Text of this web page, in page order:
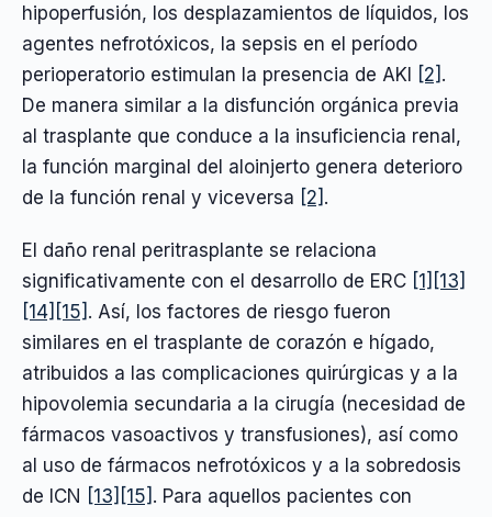
hipoperfusión, los desplazamientos de líquidos, los
agentes nefrotóxicos, la sepsis en el período
perioperatorio estimulan la presencia de AKI [2] .
De manera similar a la disfunción orgánica previa
al trasplante que conduce a la insuficiencia renal,
la función marginal del aloinjerto genera deterioro
de la función renal y viceversa [2] .
El daño renal peritrasplante se relaciona
significativamente con el desarrollo de ERC [1] [13]
[14] [15] . Así, los factores de riesgo fueron
similares en el trasplante de corazón e hígado,
atribuidos a las complicaciones quirúrgicas y a la
hipovolemia secundaria a la cirugía (necesidad de
fármacos vasoactivos y transfusiones), así como
al uso de fármacos nefrotóxicos y a la sobredosis
de ICN [13] [15] . Para aquellos pacientes con